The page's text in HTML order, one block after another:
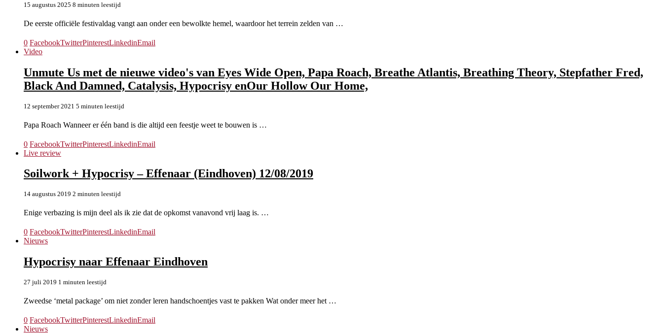
15 augustus 2025 8 minuten leestijd
De eerste officiële festivaldag vangt aan onder een bewolkte hemel, waardoor het terrein zelden van …
0 FacebookTwitterPinterestLinkedinEmail
Video
Unmute Us met de nieuwe video's van Eyes Wide Open, Papa Roach, Breathe Atlantis, Breathing Theory, Stepfather Fred,
Black And Damned, Catalysis, Hypocrisy enOur Hollow Our Home,
12 september 2021 5 minuten leestijd
Papa Roach Wanneer er één band is die altijd een feestje weet te bouwen is …
0 FacebookTwitterPinterestLinkedinEmail
Live review
Soilwork + Hypocrisy – Effenaar (Eindhoven) 12/08/2019
14 augustus 2019 2 minuten leestijd
Enige verbazing is mijn deel als ik zie dat de opkomst vanavond vrij laag is. …
0 FacebookTwitterPinterestLinkedinEmail
Nieuws
Hypocrisy naar Effenaar Eindhoven
27 juli 2019 1 minuten leestijd
Zweedse ‘metal package’ om niet zonder leren handschoentjes vast te pakken Wat onder meer het …
0 FacebookTwitterPinterestLinkedinEmail
Nieuws